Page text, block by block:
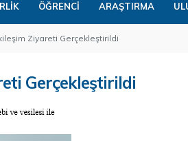
ÖĞRENCİ ARAŞTIRMA
Ziyareti Gerçekleştirildi
Gerçekleştirildi